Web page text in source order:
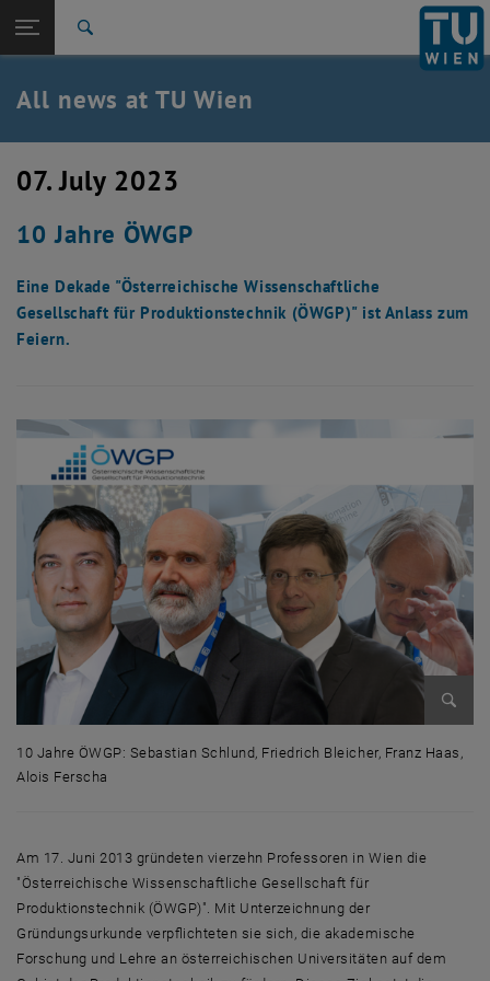
TU Login
Quicklinks
Toggle quicklinks menu
Studies
Career
Back: list subpages of parent page TU Wien Homepage
Back to:
TU Wien Homepage
Overview
All news at TU Wien
07. July 2023
10 Jahre ÖWGP
Eine Dekade "Österreichische Wissenschaftliche
Gesellschaft für Produktionstechnik (ÖWGP)" ist Anlass zum
Feiern.
10 Jahre ÖWGP: Sebastian Schlund, Friedrich Bleicher, Franz Haas,
Alois Ferscha
Am 17. Juni 2013 gründeten vierzehn Professoren in Wien die
"Österreichische Wissenschaftliche Gesellschaft für
Produktionstechnik (ÖWGP)". Mit Unterzeichnung der
Gründungsurkunde verpflichteten sie sich, die akademische
Forschung und Lehre an österreichischen Universitäten auf dem